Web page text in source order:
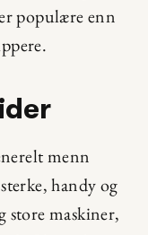
populære enn
menn
handy og
store maskiner,